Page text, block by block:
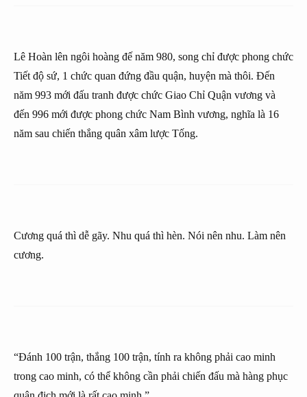
Lê Hoàn lên ngôi hoàng đế năm 980, song chỉ được phong chức
Tiết độ sứ, 1 chức quan đứng đầu quận, huyện mà thôi. Đến
năm 993 mới đấu tranh được chức Giao Chỉ Quận vương và
đến 996 mới được phong chức Nam Bình vương, nghĩa là 16
năm sau chiến thắng quân xâm lược Tống.
Cương quá thì dễ gãy. Nhu quá thì hèn. Nói nên nhu. Làm nên
cương.
“Đánh 100 trận, thắng 100 trận, tính ra không phải cao minh
trong cao minh, có thể không cần phải chiến đấu mà hàng phục